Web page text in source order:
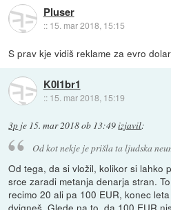
Pluser
:: 15. mar 2018, 15:15
S prav kje vidiš reklame za evro
K0l1br1
:: 15. mar 2018, 15:19
3p je 15. mar 2018 ob 13:49izjavil:
Od kot nekje je prišla ta ljudska
Od tega, da si vložil, kolikor si lahko
srce zaradi metanja denarja stran.
recimo 20 ali pa 100 EUR, konec